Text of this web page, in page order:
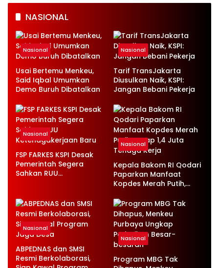
NASIONAL
Nasional
Usai Bertemu Menkeu,
Said Iqbal Umumkan
Demo Buruh Dibatalkan
Nasional
Tarif TransJakarta
Diusulkan Naik, KSPI:
Jangan Bebani Pekerja
Nasional
FSP FARKES KSPI Desak
Pemerintah Segera
Sahkan RUU
Nasional
Kepala Bakom RI Qodari
Paparkan Manfaat
Kopdes Merah Putih,
Kerja
Nasional
ABPEDNAS dan SMSI
Resmi Berkolaborasi,
Nasional
Program MBG Tak